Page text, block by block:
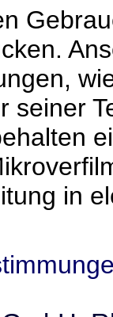
seiner
in